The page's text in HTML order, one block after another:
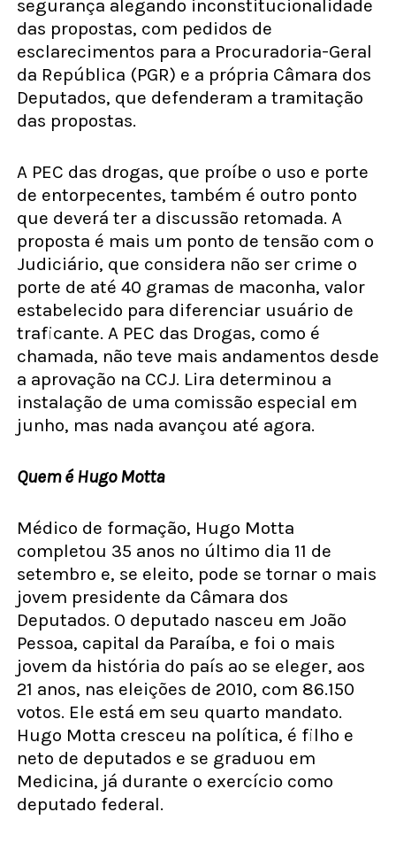
segurança alegando inconstitucionalidade
das propostas, com pedidos de
esclarecimentos para a Procuradoria-Geral
da República (PGR) e a própria Câmara dos
Deputados, que defenderam a tramitação
das propostas.
A PEC das drogas, que proíbe o uso e porte
de entorpecentes, também é outro ponto
que deverá ter a discussão retomada. A
proposta é mais um ponto de tensão com o
Judiciário, que considera não ser crime o
porte de até 40 gramas de maconha, valor
estabelecido para diferenciar usuário de
traficante. A PEC das Drogas, como é
chamada, não teve mais andamentos desde
a aprovação na CCJ. Lira determinou a
instalação de uma comissão especial em
junho, mas nada avançou até agora.
Quem é Hugo Motta
Médico de formação, Hugo Motta
completou 35 anos no último dia 11 de
setembro e, se eleito, pode se tornar o mais
jovem presidente da Câmara dos
Deputados. O deputado nasceu em João
Pessoa, capital da Paraíba, e foi o mais
jovem da história do país ao se eleger, aos
21 anos, nas eleições de 2010, com 86.150
votos. Ele está em seu quarto mandato.
Hugo Motta cresceu na política, é filho e
neto de deputados e se graduou em
Medicina, já durante o exercício como
deputado federal.